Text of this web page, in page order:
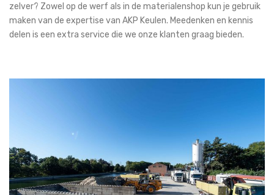
zelver? Zowel op de werf als in de materialenshop kun je gebruik
maken van de expertise van AKP Keulen. Meedenken en kennis
delen is een extra service die we onze klanten graag bieden.